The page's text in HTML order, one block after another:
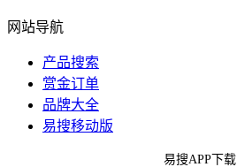
网站导航
产品搜索
赏金订单
品牌大全
易搜移动版
易搜APP下载